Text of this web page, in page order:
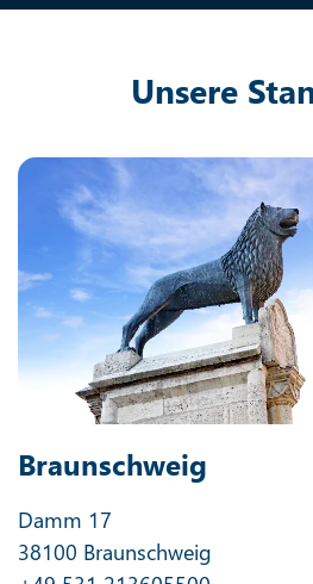
Unsere
Braunschweig
Damm 17
38100 Braunschweig